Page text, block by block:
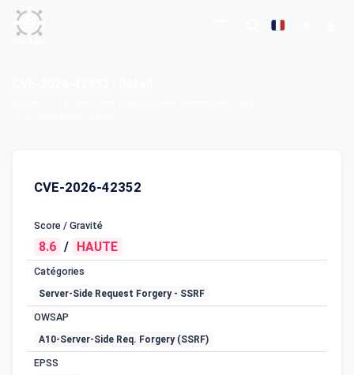
CVE-2026-42352
Score / Gravité
8.6 / HAUTE
Catégories
Server-Side Request Forgery - SSRF
OWSAP
A10-Server-Side Req. Forgery (SSRF)
EPSS